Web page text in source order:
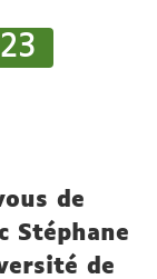
de
Stéphane
de